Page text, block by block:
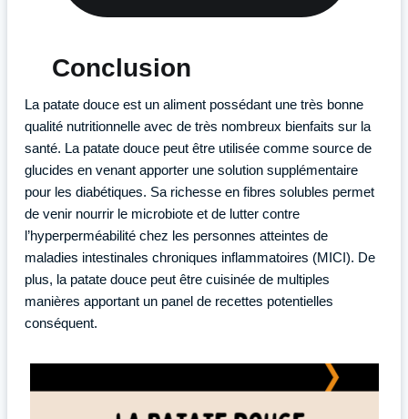
Conclusion
La patate douce est un aliment possédant une très bonne
qualité nutritionnelle avec de très nombreux bienfaits sur la
santé. La patate douce peut être utilisée comme source de
glucides en venant apporter une solution supplémentaire
pour les diabétiques. Sa richesse en fibres solubles permet
de venir nourrir le microbiote et de lutter contre
l’hyperperméabilité chez les personnes atteintes de
maladies intestinales chroniques inflammatoires (MICI). De
plus, la patate douce peut être cuisinée de multiples
manières apportant un panel de recettes potentielles
conséquent.